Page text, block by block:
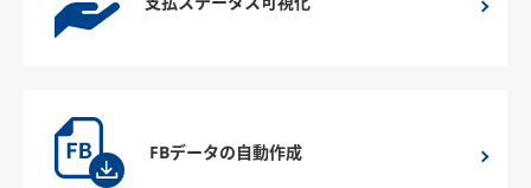
FBデータの自動作成